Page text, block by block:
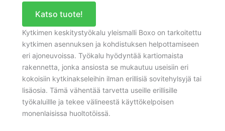
Katso tuote!
Kytkimen keskitystyökalu yleismalli Boxo on tarkoitettu
kytkimen asennuksen ja kohdistuksen helpottamiseen
eri ajoneuvoissa. Työkalu hyödyntää kartiomaista
rakennetta, jonka ansiosta se mukautuu useisiin eri
kokoisiin kytkinakseleihin ilman erillisiä sovitehylsyjä tai
lisäosia. Tämä vähentää tarvetta useille erillisille
työkaluillle ja tekee välineestä käyttökelpoisen
monenlaisissa huoltotöissä.